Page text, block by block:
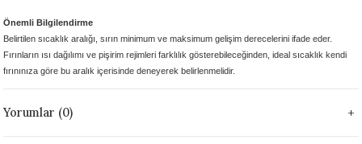
°C
1046 °C
- 1046 °C
Önemli Bilgilendirme
Belirtilen sıcaklık aralığı, sırın minimum ve maksimum gelişim derecelerini ifade eder.
Fırınların ısı dağılımı ve pişirim rejimleri farklılık gösterebileceğinden, ideal sıcaklık kendi
fırınınıza göre bu aralık içerisinde deneyerek belirlenmelidir.
Yorumlar (0)